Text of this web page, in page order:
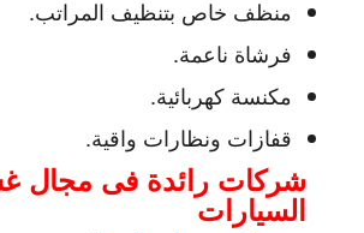
منظف خاص بتنظيف المراتب.
فرشاة ناعمة.
مكنسة كهربائية.
قفازات ونظارات واقية.
شركات رائدة فى مجال غ
السيارات